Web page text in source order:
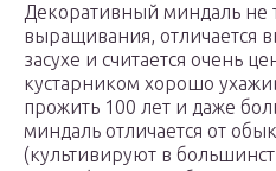
Декоративный миндаль не
выращивания, отличается
засухе и считается очень
кустарником хорошо
прожить 100 лет и даже
миндаль отличается от
(культивируют в